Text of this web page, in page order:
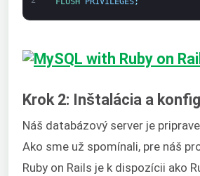
Krok 2: Inštalácia a
Náš databázový server je
Ako sme už spomínali, pre náš
Ruby on Rails je k dispozícii ako